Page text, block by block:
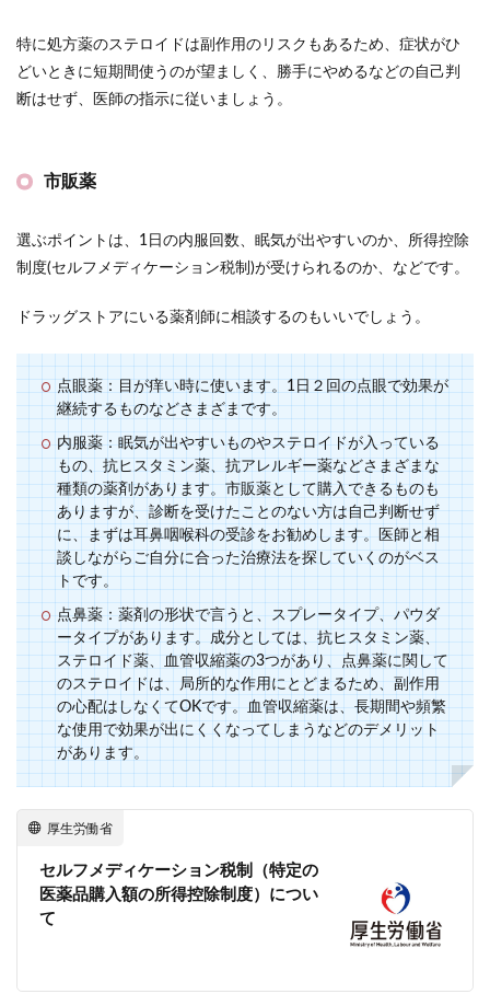
特に処方薬のステロイドは副作用のリスクもあるため、症状がひ
どいときに短期間使うのが望ましく、勝手にやめるなどの自己判
断はせず、医師の指示に従いましょう。
市販薬
選ぶポイントは、1日の内服回数、眠気が出やすいのか、所得控除
制度(セルフメディケーション税制)が受けられるのか、などです。
ドラッグストアにいる薬剤師に相談するのもいいでしょう。
点眼薬：目が痒い時に使います。1日２回の点眼で効果が
継続するものなどさまざまです。
内服薬：眠気が出やすいものやステロイドが入っている
もの、抗ヒスタミン薬、抗アレルギー薬などさまざまな
種類の薬剤があります。市販薬として購入できるものも
ありますが、診断を受けたことのない方は自己判断せず
に、まずは耳鼻咽喉科の受診をお勧めします。医師と相
談しながらご自分に合った治療法を探していくのがベス
トです。
点鼻薬：薬剤の形状で言うと、スプレータイプ、パウダ
ータイプがあります。成分としては、抗ヒスタミン薬、
ステロイド薬、血管収縮薬の3つがあり、点鼻薬に関して
のステロイドは、局所的な作用にとどまるため、副作用
の心配はしなくてOKです。血管収縮薬は、長期間や頻繁
な使用で効果が出にくくなってしまうなどのデメリット
があります。
厚生労働省
セルフメディケーション税制（特定の
医薬品購入額の所得控除制度）につい
て